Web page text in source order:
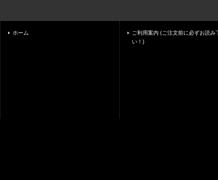
ホーム
ご利用案内 (ご注文前に必ずお読み
い！)